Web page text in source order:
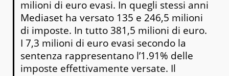
milioni di euro evasi. In quegli stessi anni
Mediaset ha versato 135 e 246,5 milioni
di imposte. In tutto 381,5 milioni di euro.
I 7,3 milioni di euro evasi secondo la
sentenza rappresentano l’1.91% delle
imposte effettivamente versate. Il